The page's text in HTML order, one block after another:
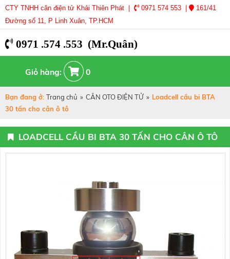
CTY TNHH cân điện tử Khải Thiên Phát | 0971 574 553 |
161/41
Đường số 11, P Linh Xuân, TP.HCM
0971 .574 .553 (Mr.Quân)
Giỏ hàng: 0
Bạn đang ở: Trang chủ » CÂN OTO ĐIỆN TỬ » Loadcell cầu bi BTA
30 tấn cho cân ô tô
LOADCELL CẦU BI BTA 30 TẤN CHO CÂN Ô TÔ